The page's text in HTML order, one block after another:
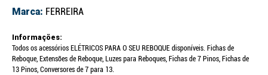
Marca: FERREIRA
Informações:
Todos os acessórios ELÉTRICOS PARA O SEU REBOQUE disponíveis. Fichas de
Reboque, Extensões de Reboque, Luzes para Reboques, Fichas de 7 Pinos, Fichas de
13 Pinos, Conversores de 7 para 13.